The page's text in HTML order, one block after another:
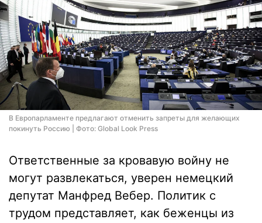
В Европарламенте предлагают отменить запреты для желающих
покинуть Россию | Фото: Global Look Press
Ответственные за кровавую войну не
могут развлекаться, уверен немецкий
депутат Манфред Вебер. Политик с
трудом представляет, как беженцы из